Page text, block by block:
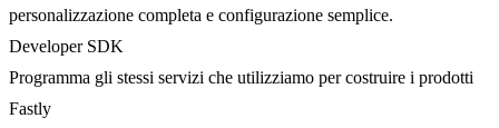
personalizzazione completa e configurazione semplice.
Developer SDK
Programma gli stessi servizi che utilizziamo per costruire i prodotti
Fastly